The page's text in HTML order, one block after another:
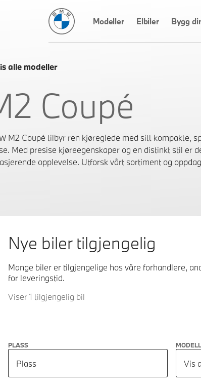
BMW Norge
Modeller Elbiler Bygg
alle modeller
Coupé
M2 Coupé tilbyr ren kjøreglede med sitt kompakte,
Med presise kjøreegenskaper og en distinkt stil er
opplevelse. Utforsk vårt sortiment og
Nye biler tilgjengelig
Mange biler er tilgjengelige hos våre forhandlere,
for leveringstid.
Viser 1 tilgjengelig bil
PLASS
Plass Vis